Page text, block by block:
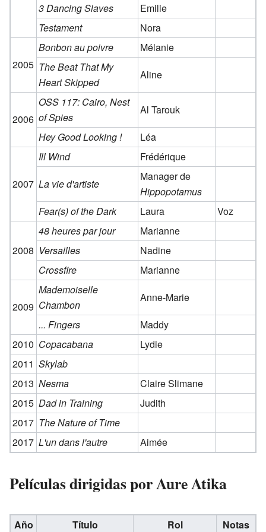
3 Dancing Slaves
Emilie
Testament
Nora
2005
Bonbon au poivre
Mélanie
The Beat That My
Heart Skipped
Aline
2006
OSS 117: Cairo, Nest
of Spies
Al Tarouk
Hey Good Looking !
Léa
2007
Ill Wind
Frédérique
La vie d'artiste
Manager de
Hippopotamus
Fear(s) of the Dark
Laura Voz
2008
48 heures par jour
Marianne
Versailles
Nadine
Crossfire
Marianne
2009
Mademoiselle
Chambon
Anne-Marie
... Fingers
Maddy
2010 Copacabana
Lydie
2011 Skylab
2013 Nesma
Claire Slimane
2015 Dad in Training
Judith
2017 The Nature of Time
2017 L'un dans l'autre Aimée
Películas dirigidas por Aure Atika
Año Título Rol
Notas